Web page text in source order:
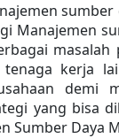
Manajemen
kerja
demi
yang bisa
Sumber Daya